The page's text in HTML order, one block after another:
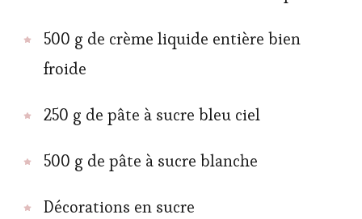
500 g de crème liquide entière bien
froide
250 g de pâte à sucre bleu ciel
500 g de pâte à sucre blanche
Décorations en sucre